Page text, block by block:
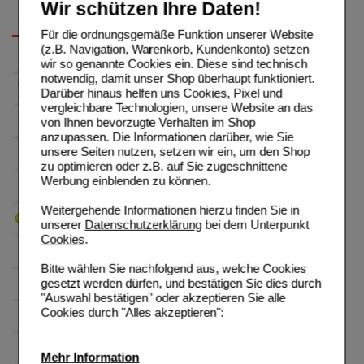
Wir schützen Ihre Daten!
Für die ordnungsgemäße Funktion unserer Website
(z.B. Navigation, Warenkorb, Kundenkonto) setzen
wir so genannte Cookies ein. Diese sind technisch
notwendig, damit unser Shop überhaupt funktioniert.
Darüber hinaus helfen uns Cookies, Pixel und
vergleichbare Technologien, unsere Website an das
von Ihnen bevorzugte Verhalten im Shop
anzupassen. Die Informationen darüber, wie Sie
unsere Seiten nutzen, setzen wir ein, um den Shop
zu optimieren oder z.B. auf Sie zugeschnittene
Werbung einblenden zu können.
Weitergehende Informationen hierzu finden Sie in
unserer Datenschutzerklärungbei dem Unterpunkt
Cookies.
Bitte wählen Sie nachfolgend aus, welche Cookies
gesetzt werden dürfen, und bestätigen Sie dies durch
"Auswahl bestätigen" oder akzeptieren Sie alle
Cookies durch "Alles akzeptieren":
Mehr Information